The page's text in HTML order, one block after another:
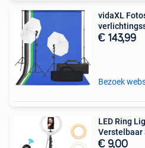
vidaXL
€ 143,99
Bezoek
LED Ring
Verstelbaar
€ 9,00